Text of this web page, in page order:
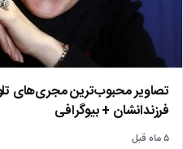
تصاویر محبوب‌ترین مجری‌های
فرزندانشان + بیوگرافی
۵ ماه قبل